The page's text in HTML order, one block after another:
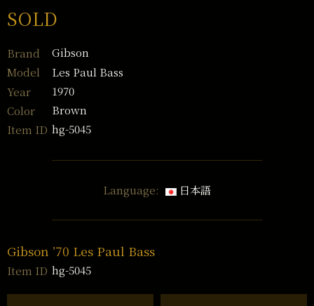
SOLD
Brand
Gibson
Model
Les Paul Bass
Year
1970
Color
Brown
Item ID hg-5045
Language: 日本語
Gibson ’70 Les Paul Bass
Item ID hg-5045